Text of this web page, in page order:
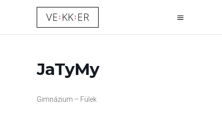
JaTyMy
Gimnázium – Fülek